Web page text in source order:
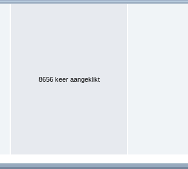
8656 keer aangeklikt